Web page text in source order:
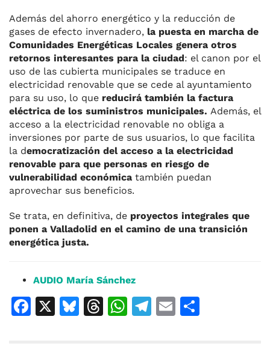
Además del ahorro energético y la reducción de
gases de efecto invernadero, la puesta en marcha de
Comunidades Energéticas Locales genera otros
retornos interesantes para la ciudad: el canon por el
uso de las cubierta municipales se traduce en
electricidad renovable que se cede al ayuntamiento
para su uso, lo que reducirá también la factura
eléctrica de los suministros municipales. Además, el
acceso a la electricidad renovable no obliga a
inversiones por parte de sus usuarios, lo que facilita
la democratización del acceso a la electricidad
renovable para que personas en riesgo de
vulnerabilidad económica también puedan
aprovechar sus beneficios.
Se trata, en definitiva, de proyectos integrales que
ponen a Valladolid en el camino de una transición
energética justa.
AUDIO María Sánchez
F
X
Bl T
W T
E